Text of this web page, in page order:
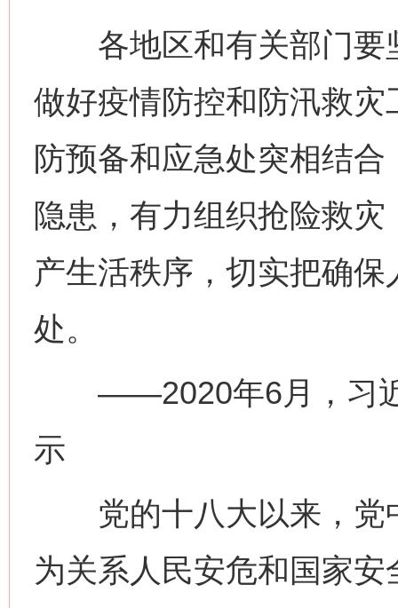
各地区和有关部门要
做好疫情防控和防汛救
防预备和应急处突相结
隐患，有力组织抢险救
产生活秩序，切实把确
处。
——2020年6月，习近
示
党的十八大以来，党
为关系人民安危和国家